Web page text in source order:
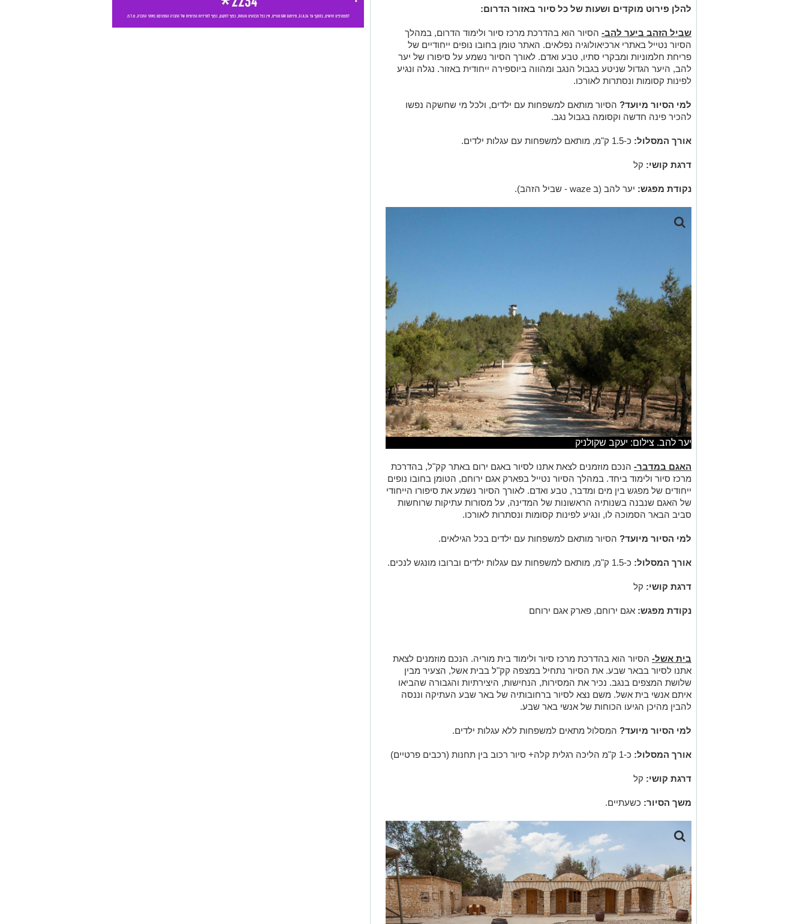
להלן פירוט מוקדים ושעות של כל סיור באזור הדרום:
שביל הזהב ביער להב- הסיור הוא בהדרכת מרכז סיור ולימוד הדרום, במהלך
הסיור נטייל באתרי ארכיאולוגיה נפלאים. האתר טומן בחובו נופים ייחודיים של
פריחת חלמוניות ומבקרי סתיו, טבע ואדם. לאורך הסיור נשמע על סיפורו של יער
להב, היער הגדול שניטע בגבול הנגב ומהווה ביוספירה ייחודית באזור. נגלה ונגיע
לפינות קסומות ונסתרות לאורכו.
למי הסיור מיועד? הסיור מותאם למשפחות עם ילדים, ולכל מי שחשקה נפשו
להכיר פינה חדשה וקסומה בגבול נגב.
אורך המסלול: כ-1.5 ק"מ, מותאם למשפחות עם עגלות ילדים.
דרגת קושי: קל
נקודת מפגש: יער להב (ב waze - שביל הזהב).
יער להב. צילום: יעקב שקולניק
האגם במדבר- הנכם מוזמנים לצאת אתנו לסיור באגם ירום באתר קק"ל, בהדרכת
מרכז סיור ולימוד ביחד. במהלך הסיור נטייל בפארק אגם ירוחם, הטומן בחובו נופים
ייחודים של מפגש בין מים ומדבר, טבע ואדם. לאורך הסיור נשמע את סיפורו הייחודי
של האגם שנבנה בשנותיה הראשונות של המדינה, על מסורות עתיקות שרוחשות
סביב הבאר הסמוכה לו, ונגיע לפינות קסומות ונסתרות לאורכו.
למי הסיור מיועד? הסיור מותאם למשפחות עם ילדים בכל הגילאים.
אורך המסלול: כ-1.5 ק"מ, מותאם למשפחות עם עגלות ילדים וברובו מונגש לנכים.
דרגת קושי: קל
נקודת מפגש: אגם ירוחם, פארק אגם ירוחם
בית אשל- הסיור הוא בהדרכת מרכז סיור ולימוד בית מוריה. הנכם מוזמנים לצאת
אתנו לסיור בבאר שבע. את הסיור נתחיל במצפה קק"ל בבית אשל, הצעיר מבין
שלושת המצפים בנגב. נכיר את המסירות, הנחישות, היצירתיות והגבורה שהביאו
איתם אנשי בית אשל. משם נצא לסיור ברחובותיה של באר שבע העתיקה וננסה
להבין מהיכן הגיעו הכוחות של אנשי באר שבע.
למי הסיור מיועד? המסלול מתאים למשפחות ללא עגלות ילדים.
אורך המסלול: כ-1 ק"מ הליכה רגלית קלה+ סיור רכוב בין תחנות (רכבים פרטיים)
דרגת קושי: קל
משך הסיור: כשעתיים.